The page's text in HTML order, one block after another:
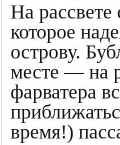
На рассвете
которое
острову.
месте — на
фарватера
время!)